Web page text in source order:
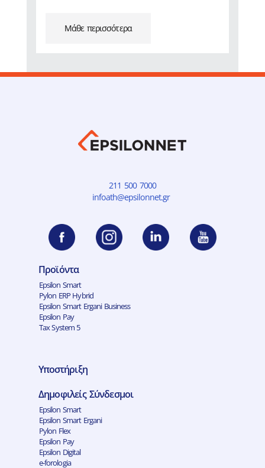
Μάθε περισσότερα
211 500 7000
infoath@epsilonnet.gr
Προϊόντα
Epsilon Smart
Pylon ERP Hybrid
Epsilon Smart Ergani Business
Epsilon Pay
Tax System 5
Υποστήριξη
Δημοφιλείς Σύνδεσμοι
Epsilon Smart
Epsilon Smart Ergani
Pylon Flex
Epsilon Pay
Epsilon Digital
e-forologia